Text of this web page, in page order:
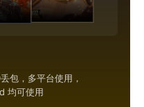
包，多平台使用，
均可使用